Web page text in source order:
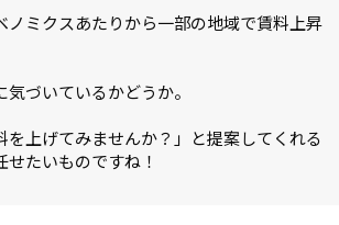
ノミクスあたりから一部の地域で賃料上昇
づいているかどうか。
を上げてみませんか？」と提案してくれる
たいものですね！